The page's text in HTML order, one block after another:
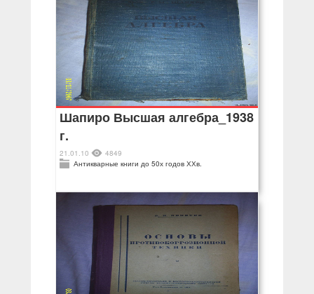
Шапиро Высшая алгебра_1938
г.
21.01.10
4849
Антикварные книги до 50х годов ХХв.